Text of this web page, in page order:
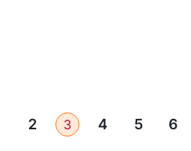
2 3 4 5 6